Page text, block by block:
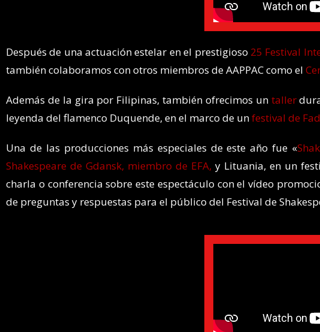
Después de una actuación estelar en el prestigioso 25 Festival
también colaboramos con otros miembros de AAPPAC como el
Además de la gira por Filipinas, también ofrecimos un taller
leyenda del flamenco Duquende, en el marco de unfestival de
Una de las producciones más especiales de este año fue «
Shakespeare de Gdansk, miembro de EFA, y Lituania, en un
charla o conferencia sobre este espectáculo con el vídeo
de preguntas y respuestas para el público del Festival de